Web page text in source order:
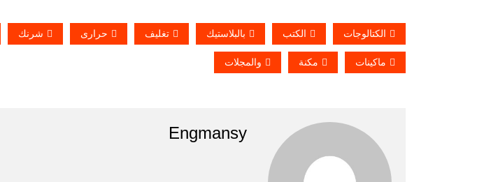
الكتالوجات الكتب بالبلاستيك تغليف حرارى شرنك
ماكينات مكنة والمجلات
Engmansy